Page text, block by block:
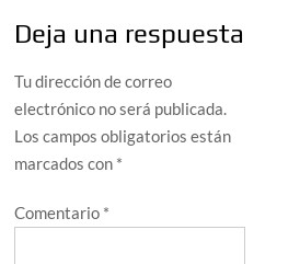
Deja una respuesta
Tu dirección de correo
electrónico no será publicada.
Los campos obligatorios están
marcados con *
Comentario *